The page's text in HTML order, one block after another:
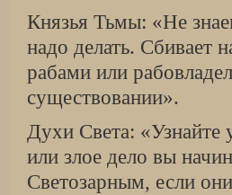
Князья Тьмы: «Не
надо делать. Сбивает
рабами или
существовании».
Духи Света: «Узнайте
или злое дело вы
Светозарным, если